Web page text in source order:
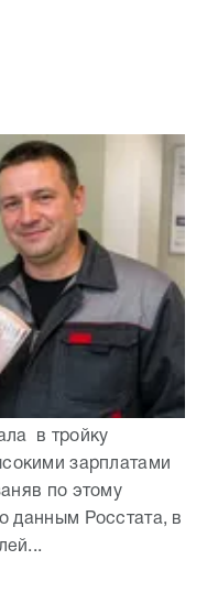
в тройку
зарплатами
по этому
данным Росстата, в